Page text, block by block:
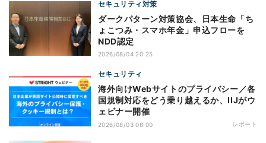
セキュリティ対策
ダークパターン対策協会、日本生命「ち
ょこつみ・スマホ年金」申込フローを
NDD認定
2026/08/04 20:25
セキュリティ
海外向けWebサイトのプライバシー／各
国規制対応をどう乗り越えるか、IIJがウ
ェビナー開催
2026/08/03 08:00 レポート